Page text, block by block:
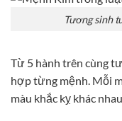
Tương sinh
Từ 5 hành trên cùng
hợp từng mệnh. Mỗi
màu khắc kỵ khác